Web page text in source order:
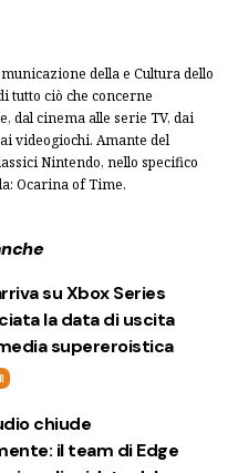
della e Cultura dello
tutto ciò che concerne
dal cinema alle serie TV, dai
videogiochi. Amante del
Nintendo, nello specifico
Ocarina of Time.
su Xbox Series
la data di uscita
supereroistica
chiude
il team di Edge